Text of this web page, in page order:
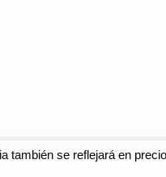
también se reflejará en